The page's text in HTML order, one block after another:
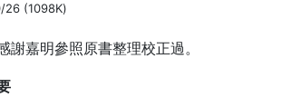
26 (1098K)
謝嘉明參照原書整理校正過。